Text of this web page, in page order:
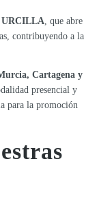
URCILLA, que abre
contribuyendo a la
Cartagena y
presencial y
para la promoción